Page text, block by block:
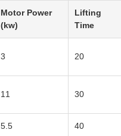
Lifting
Time
Motor Power
(kw)
20
3
30
11
40
5.5